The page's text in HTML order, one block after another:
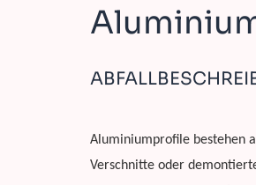
Aluminiumprofile bestehen
Verschnitte oder